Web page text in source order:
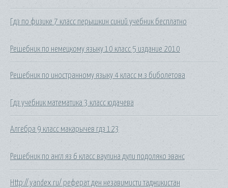
Гдз по физике 7 класс перышкин синий учебник бесплатно
Решебник по немецкому языку 10 класс 5 издание 2010
Решебник по иностранному языку 4 класс м.з биболетова
Гдз учебник математика 3 класс юдачева
Алгебра 9 класс макарычев гдз 123
Решебник по англ яз 6 класс ваулина дули подоляко эванс
Http://.yandex.ru/ реферат ден незавимисти таджикистан